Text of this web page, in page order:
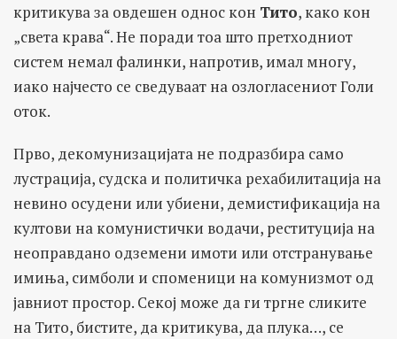
критикува за овдешен однос кон Тито, како кон
„света крава“. Не поради тоа што претходниот
систем немал фалинки, напротив, имал многу,
иако најчесто се сведуваат на озлогласениот Голи
оток.
Прво, декомунизацијата не подразбира само
лустрација, судска и политичка рехабилитација на
невино осудени или убиени, демистификација на
култови на комунистички водачи, реституција на
неоправдано одземени имоти или отстранување
имиња, симболи и споменици на комунизмот од
јавниот простор. Секој може да ги тргне сликите
на Тито, бистите, да критикува, да плука…, се